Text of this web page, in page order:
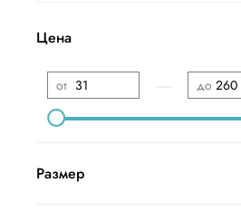
Цена
от до
Размер